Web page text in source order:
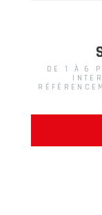
DE 1 À 6